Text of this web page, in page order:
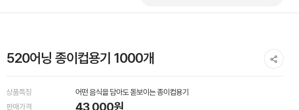
520어닝 종이컵용기 1000개
상품특징
어떤 음식을 담아도 돋보이는 종이컵용기
판매가격
43,000원